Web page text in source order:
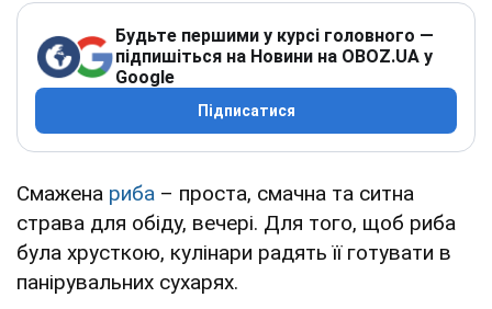
Будьте першими у курсі головного —
підпишіться на Новини на OBOZ.UA у
Google
Підписатися
Смажена риба – проста, смачна та ситна
страва для обіду, вечері. Для того, щоб риба
була хрусткою, кулінари радять її готувати в
панірувальних сухарях.